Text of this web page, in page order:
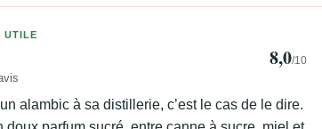
UTILE
8,0/10
alambic à sa distillerie, c’est le cas de le dire.